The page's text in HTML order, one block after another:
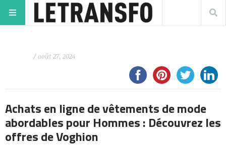
/ août 27, 2024
Achats en ligne de vêtements de mode
abordables pour Hommes : Découvrez les
offres de Voghion